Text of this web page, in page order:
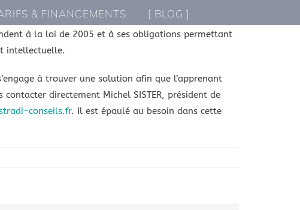
& FINANCEMENTS [ BLOG ]
à la loi de 2005 et à ses obligations permettant
intellectuelle.
à trouver une solution afin que l’apprenant
directement Michel SISTER, président de
conseils.fr. Il est épaulé au besoin dans cette